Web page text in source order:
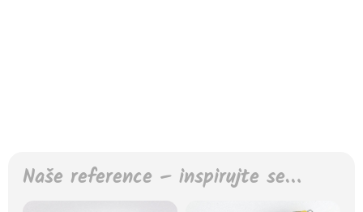
Naše reference – inspirujte se…